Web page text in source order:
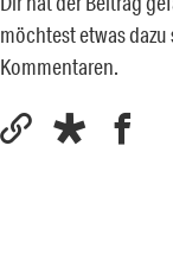
möchtest etwas
Kommentaren.